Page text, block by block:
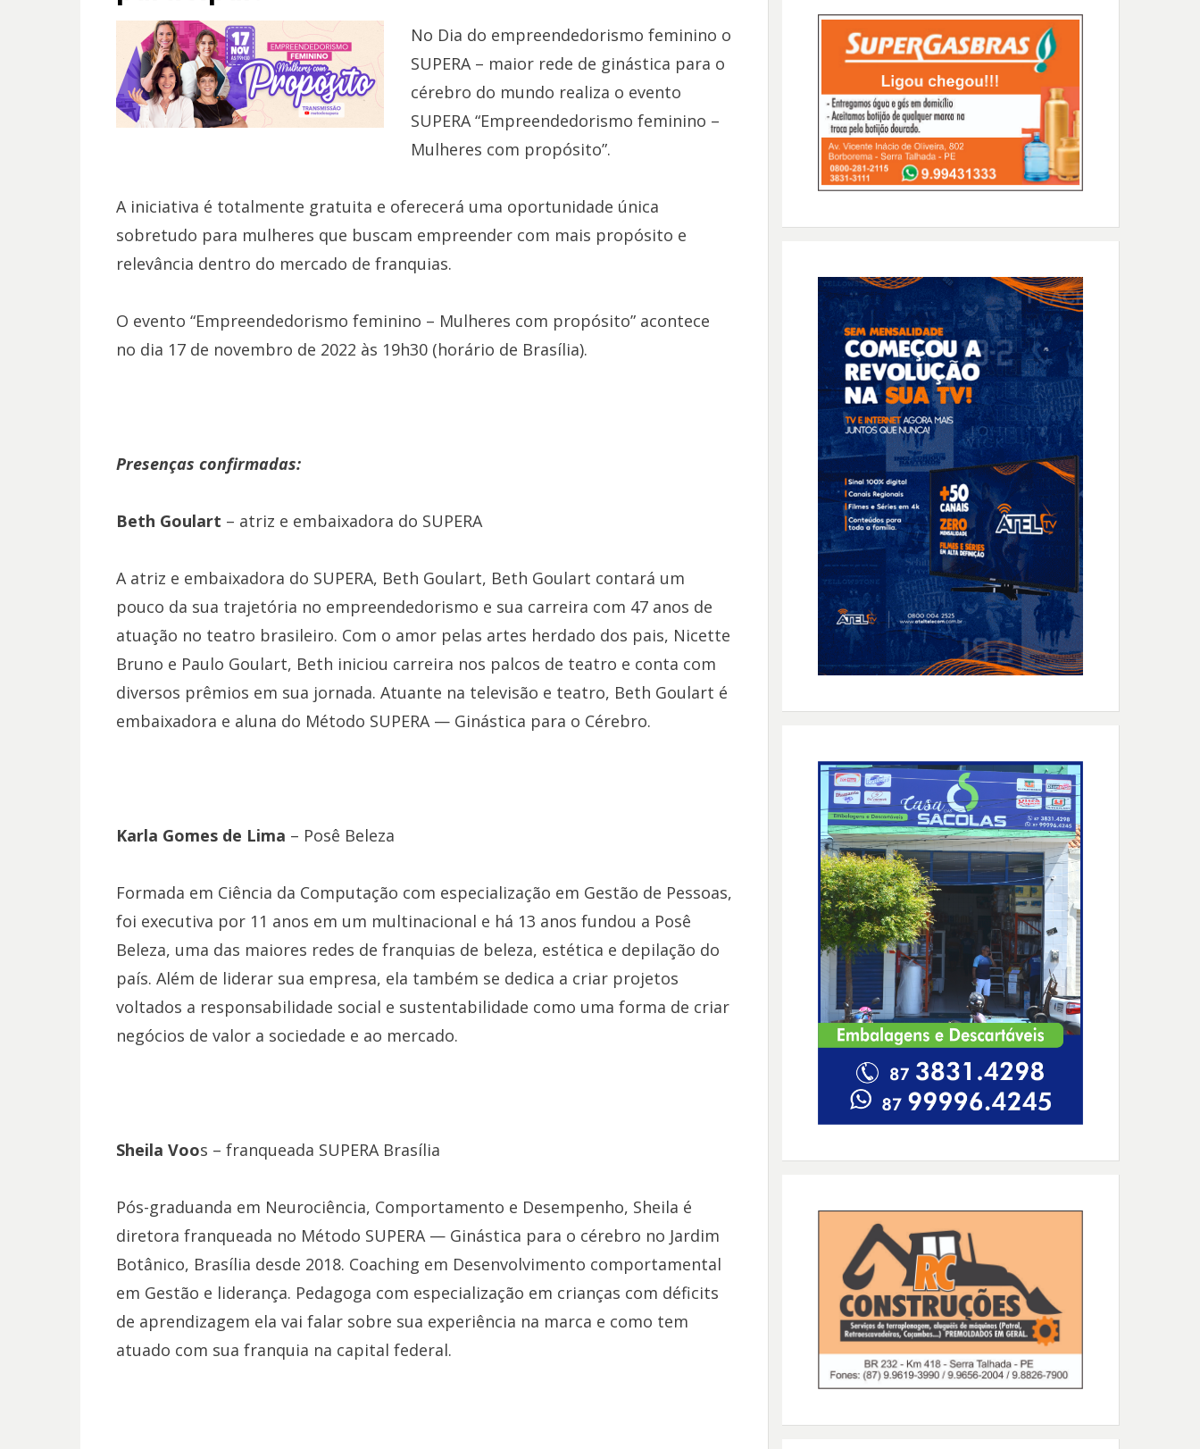
No Dia do empreendedorismo feminino o
SUPERA – maior rede de ginástica para o
cérebro do mundo realiza o evento
SUPERA “Empreendedorismo feminino –
Mulheres com propósito”.
A iniciativa é totalmente gratuita e oferecerá uma oportunidade única
sobretudo para mulheres que buscam empreender com mais propósito e
relevância dentro do mercado de franquias.
O evento “Empreendedorismo feminino – Mulheres com propósito” acontece
no dia 17 de novembro de 2022 às 19h30 (horário de Brasília).
Presenças confirmadas:
Beth Goulart – atriz e embaixadora do SUPERA
A atriz e embaixadora do SUPERA, Beth Goulart, Beth Goulart contará um
pouco da sua trajetória no empreendedorismo e sua carreira com 47 anos de
atuação no teatro brasileiro. Com o amor pelas artes herdado dos pais, Nicette
Bruno e Paulo Goulart, Beth iniciou carreira nos palcos de teatro e conta com
diversos prêmios em sua jornada. Atuante na televisão e teatro, Beth Goulart é
embaixadora e aluna do Método SUPERA — Ginástica para o Cérebro.
Karla Gomes de Lima – Posê Beleza
Formada em Ciência da Computação com especialização em Gestão de Pessoas,
foi executiva por 11 anos em um multinacional e há 13 anos fundou a Posê
Beleza, uma das maiores redes de franquias de beleza, estética e depilação do
país. Além de liderar sua empresa, ela também se dedica a criar projetos
voltados a responsabilidade social e sustentabilidade como uma forma de criar
negócios de valor a sociedade e ao mercado.
Sheila Voos – franqueada SUPERA Brasília
Pós-graduanda em Neurociência, Comportamento e Desempenho, Sheila é
diretora franqueada no Método SUPERA — Ginástica para o cérebro no Jardim
Botânico, Brasília desde 2018. Coaching em Desenvolvimento comportamental
em Gestão e liderança. Pedagoga com especialização em crianças com déficits
de aprendizagem ela vai falar sobre sua experiência na marca e como tem
atuado com sua franquia na capital federal.